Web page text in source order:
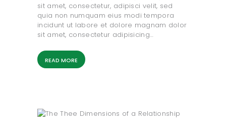
sit amet, consectetur, adipisci velit, sed
quia non numquam eius modi tempora
incidunt ut labore et dolore magnam dolor
sit amet, consectetur adipisicing…
READ MORE